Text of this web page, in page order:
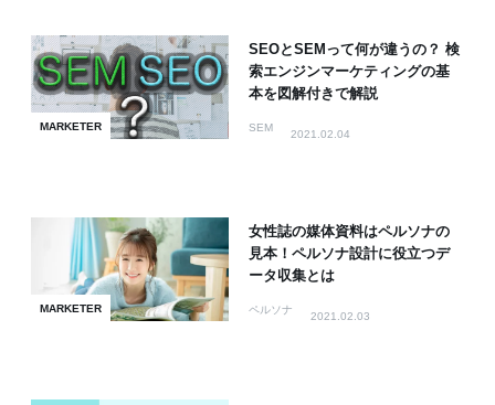
MARKETER
SEOとSEMって何が違うの？ 検
索エンジンマーケティングの基
本を図解付きで解説
SEM
2021.02.04
MARKETER
女性誌の媒体資料はペルソナの
見本！ペルソナ設計に役立つデ
ータ収集とは
ペルソナ
2021.02.03